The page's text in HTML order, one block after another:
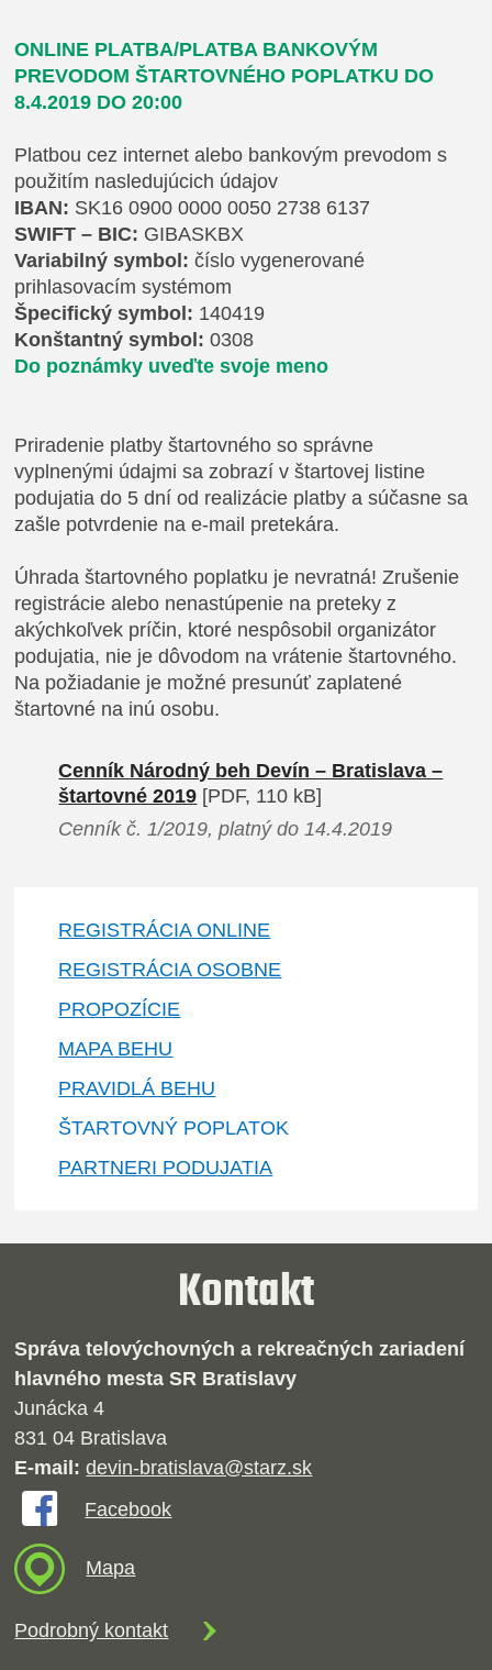
ONLINE PLATBA/PLATBA BANKOVÝM
PREVODOM ŠTARTOVNÉHO POPLATKU DO
8.4.2019 DO 20:00
Platbou cez internet alebo bankovým prevodom s
použitím nasledujúcich údajov
IBAN: SK16 0900 0000 0050 2738 6137
SWIFT – BIC: GIBASKBX
Variabilný symbol: číslo vygenerované
prihlasovacím systémom
Špecifický symbol: 140419
Konštantný symbol: 0308
Do poznámky uveďte svoje meno
Priradenie platby štartovného so správne
vyplnenými údajmi sa zobrazí v štartovej listine
podujatia do 5 dní od realizácie platby a súčasne sa
zašle potvrdenie na e-mail pretekára.
Úhrada štartovného poplatku je nevratná! Zrušenie
registrácie alebo nenastúpenie na preteky z
akýchkoľvek príčin, ktoré nespôsobil organizátor
podujatia, nie je dôvodom na vrátenie štartovného.
Na požiadanie je možné presunúť zaplatené
štartovné na inú osobu.
Cenník Národný beh Devín – Bratislava –
štartovné 2019 [PDF, 110 kB]
Cenník č. 1/2019, platný do 14.4.2019
REGISTRÁCIA ONLINE
REGISTRÁCIA OSOBNE
PROPOZÍCIE
MAPA BEHU
PRAVIDLÁ BEHU
ŠTARTOVNÝ POPLATOK
PARTNERI PODUJATIA
Kontakt
Správa telovýchovných a rekreačných zariadení
hlavného mesta SR Bratislavy
Junácka 4
831 04 Bratislava
E-mail: devin-bratislava@starz.sk
Facebook
Mapa
Podrobný kontakt